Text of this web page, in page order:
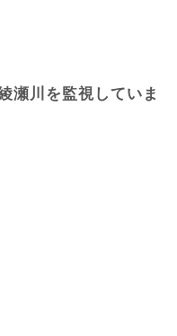
瀬川を監視していま